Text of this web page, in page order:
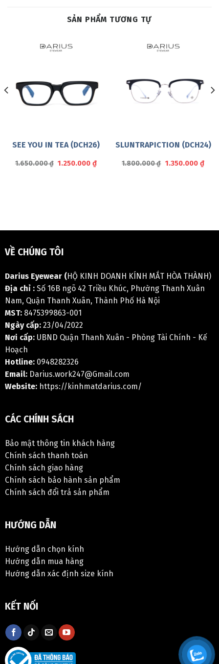
SẢN PHẨM TƯƠNG TỰ
SEE YOU IN TEA (DCH26)
1.650.000₫ Giá
1.250.000₫Giá
SLUNTRAPICTION (DCH24)
1.800.000₫ Giá
1.350.000 ₫Giá
VỀ CHÚNG TÔI
Darius Eyewear (HỘ KINH DOANH KÍNH MẮT HÒA THÀNH)
Địa chỉ :Số 16B ngõ 42 Triều Khúc, Phường Thanh Xuân
Nam, Quận Thanh Xuân, Thành Phố Hà Nội
MST:8475399863-001
Ngày cấp:23/04/2022
Nơi cấp:UBND Quận Thanh Xuân - Phòng Tài Chính - Kế
Hoạch
Hotline:0948282326
Email:Darius.work247@Gmail.com
Website:https://kinhmatdarius.com/
CÁC CHÍNH SÁCH
Bảo mật thông tin khách hàng
Chính sách thanh toán
Chính sách giao hàng
Chính sách bảo hành sản phẩm
Chính sách đổi trả sản phẩm
HƯỚNG DẪN
Hướng dẫn chọn kính
Hướng dẫn mua hàng
Hướng dẫn xác định size kính
KẾT NỐI